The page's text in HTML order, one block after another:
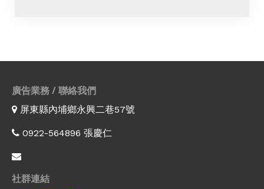
廣告業務 / 聯絡我們
屏東縣內埔鄉永興二巷57號
0922-564896 張慶仁
社群連結